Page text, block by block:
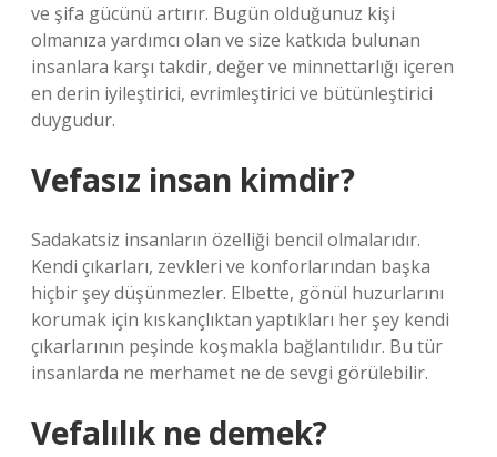
ve şifa gücünü artırır. Bugün olduğunuz kişi
olmanıza yardımcı olan ve size katkıda bulunan
insanlara karşı takdir, değer ve minnettarlığı içeren
en derin iyileştirici, evrimleştirici ve bütünleştirici
duygudur.
Vefasız insan kimdir?
Sadakatsiz insanların özelliği bencil olmalarıdır.
Kendi çıkarları, zevkleri ve konforlarından başka
hiçbir şey düşünmezler. Elbette, gönül huzurlarını
korumak için kıskançlıktan yaptıkları her şey kendi
çıkarlarının peşinde koşmakla bağlantılıdır. Bu tür
insanlarda ne merhamet ne de sevgi görülebilir.
Vefalılık ne demek?